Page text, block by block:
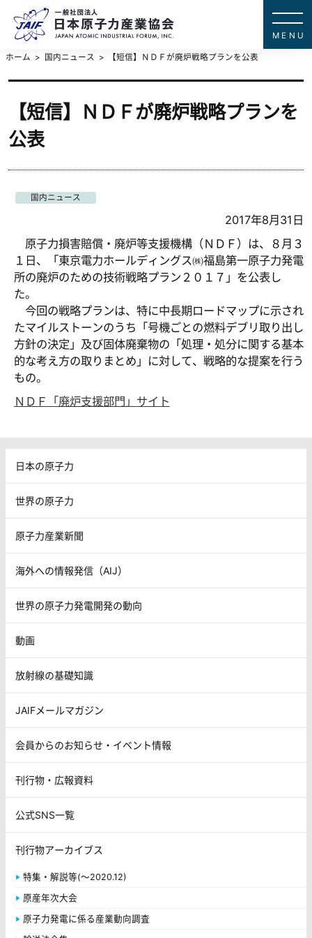
ホーム 国内ニュース 【短信】ＮＤＦが廃炉戦略プランを公表
【短信】ＮＤＦが廃炉戦略プランを
公表
国内ニュース
2017年8月31日
原子力損害賠償・廃炉等支援機構（ＮＤＦ）は、８月３
１日、「東京電力ホールディングス㈱福島第一原子力発電
所の廃炉のための技術戦略プラン２０１７」を公表し
た。
今回の戦略プランは、特に中長期ロードマップに示され
たマイルストーンのうち「号機ごとの燃料デブリ取り出し
方針の決定」及び固体廃棄物の「処理・処分に関する基本
的な考え方の取りまとめ」に対して、戦略的な提案を行う
もの。
ＮＤＦ「廃炉支援部門」サイト
日本の原子力
世界の原子力
原子力産業新聞
海外への情報発信（AIJ）
世界の原子力発電開発の動向
動画
放射線の基礎知識
JAIFメールマガジン
会員からのお知らせ・イベント情報
刊行物・広報資料
公式SNS一覧
刊行物アーカイブス
特集・解説等(～2020.12)
原産年次大会
原子力発電に係る産業動向調査